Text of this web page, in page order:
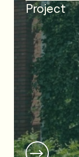
Project